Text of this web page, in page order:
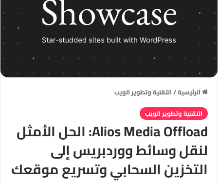
الرئيسية/التقنية وتطوير الويب
التقنية وتطوير الويب
Alios Media Offload: الحل الأمثل
لنقل وسائط ووردبريس إلى
التخزين السحابي وتسريع موقعك